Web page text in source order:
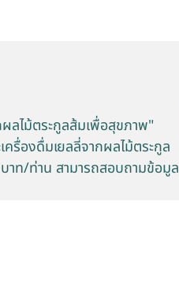
ลไม้ตระกูลส้มเพื่อสุขภาพ"
รื่องดื่มเยลลี่จากผลไม้ตระกูล
ท/ท่าน สามารถสอบถามข้อมูล